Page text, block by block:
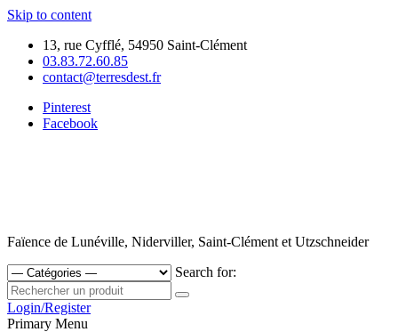
Skip to content
13, rue Cyfflé, 54950 Saint-Clément
03.83.72.60.85
contact@terresdest.fr
Pinterest
Facebook
Faïence de Lunéville, Niderviller, Saint-Clément et Utzschneider
Search for:
Login/Register
Primary Menu